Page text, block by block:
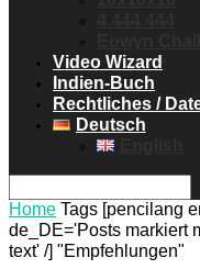
Video Wizard
Indien-Buch
Rechtliches /
Deutsch
Home Tags [pencilang
de_DE='Posts markiert
text' /] "Empfehlungen"